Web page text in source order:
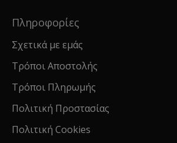
Πληροφορίες
Σχετικά με εμάς
Τρόποι Αποστολής
Τρόποι Πληρωμής
Πολιτική Προστασίας
Πολιτική Cookies